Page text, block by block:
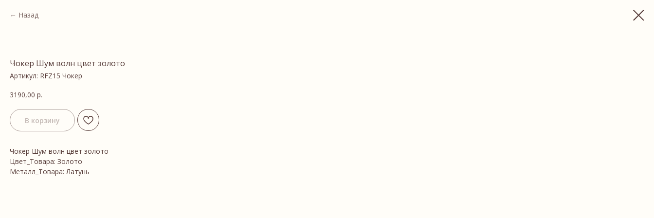
Назад
Чокер Шум волн цвет золото
Артикул: RFZ15 Чокер
3190,00 р.
В корзину
Чокер Шум волн цвет золото
Цвет_Товара: Золото
Металл_Товара: Латунь